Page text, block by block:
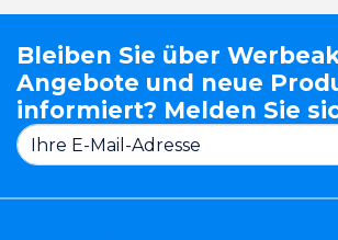
Bleiben Sie über
Angebote und neue
informiert? Melden Sie